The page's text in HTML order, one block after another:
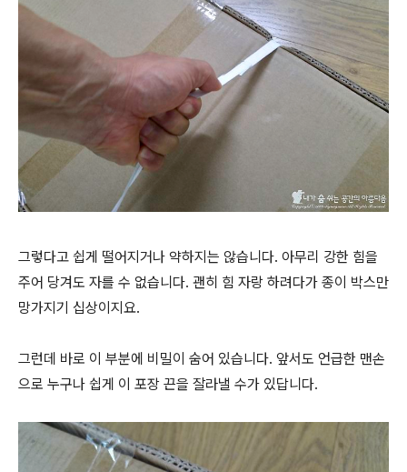
그렇다고 쉽게 떨어지거나 약하지는 않습니다. 아무리 강한 힘을
주어 당겨도 자를 수 없습니다. 괜히 힘 자랑 하려다가 종이 박스만
망가지기 십상이지요.
그런데 바로 이 부분에 비밀이 숨어 있습니다. 앞서도 언급한 맨손
으로 누구나 쉽게 이 포장 끈을 잘라낼 수가 있답니다.